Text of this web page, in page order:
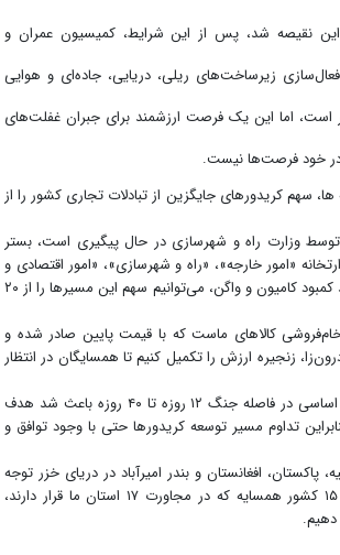
نقیصه شد، پس از این شرایط، کمیسیون عمران و
زیرساخت‌های ریلی، دریایی، جاده‌ای و هوایی
است، اما این یک فرصت ارزشمند برای جبران غفلت‌های
در خود فرصت‌ها نیست.
سهم کریدورهای جایگزین از تبادلات تجاری کشور را از
وزارت راه و شهرسازی در حال پیگیری است، بستر
«امور خارجه»، «راه و شهرسازی»، «امور اقتصادی و
دارایی» و «صنعت، معدن و تجارت» است. با رفع اشکالات نرم‌افزاری و زیرساختی مانند کمبود کامیون و واگن، می‌توانیم سهم این مسیرها را از ۲۰
کالاهای ماست که با قیمت پایین صادر شده و
زنجیره ارزش را تکمیل کنیم تا همسایگان در انتظار
ما نباید تمام تخم‌مرغ‌های خود را در یک سبد بگذاریم. پیش‌بینی‌های تامین کالاهای اساسی در فاصله جنگ ۱۲ روزه تا ۴۰ روزه باعث شد هدف
تداوم مسیر توسعه کریدورها حتی با وجود توافق و
افغانستان و بندر امیرآباد در دریای خزر توجه
ویژه داشته باشیم. با ایجاد تفاهم‌نامه‌های دوجانبه و چندجانبه و استفاده از ظرفیت ۱۵ کشور همسایه که در مجاورت ۱۷ استان ما قرار دارند،